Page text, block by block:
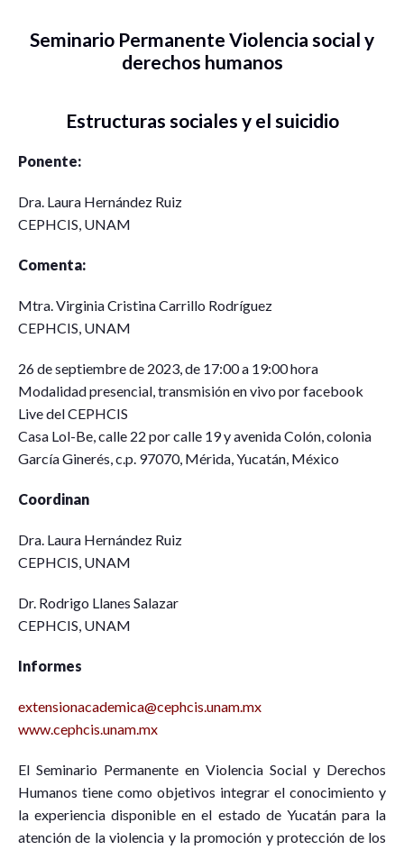
Seminario Permanente Violencia social y
derechos humanos
Estructuras sociales y el suicidio
Ponente:
Dra. Laura Hernández Ruiz
CEPHCIS, UNAM
Comenta:
Mtra. Virginia Cristina Carrillo Rodríguez
CEPHCIS, UNAM
26 de septiembre de 2023, de 17:00 a 19:00 hora
Modalidad presencial, transmisión en vivo por facebook
Live del CEPHCIS
Casa Lol-Be, calle 22 por calle 19 y avenida Colón, colonia
García Ginerés, c.p. 97070, Mérida, Yucatán, México
Coordinan
Dra. Laura Hernández Ruiz
CEPHCIS, UNAM
Dr. Rodrigo Llanes Salazar
CEPHCIS, UNAM
Informes
extensionacademica@cephcis.unam.mx
www.cephcis.unam.mx
El Seminario Permanente en Violencia Social y Derechos
Humanos tiene como objetivos integrar el conocimiento y
la experiencia disponible en el estado de Yucatán para la
atención de la violencia y la promoción y protección de los